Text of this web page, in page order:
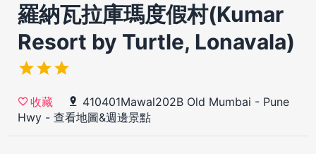
羅納瓦拉庫瑪度假村(Kumar
Resort by Turtle, Lonavala)
收藏
410401Mawal202B Old Mumbai - Pune
Hwy - 查看地圖&週邊景點